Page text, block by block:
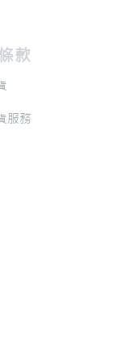
款
服務